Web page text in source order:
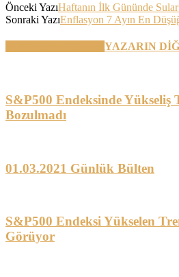
Önceki YazıHaftanın İlk Gününde
Sonraki YazıEnflasyon 7 Ayın En
YAZARIN
S&P500 Endeksinde Yükseliş
Bozulmadı
01.03.2021 Günlük Bülten
S&P500 Endeksi Yükselen
Görüyor